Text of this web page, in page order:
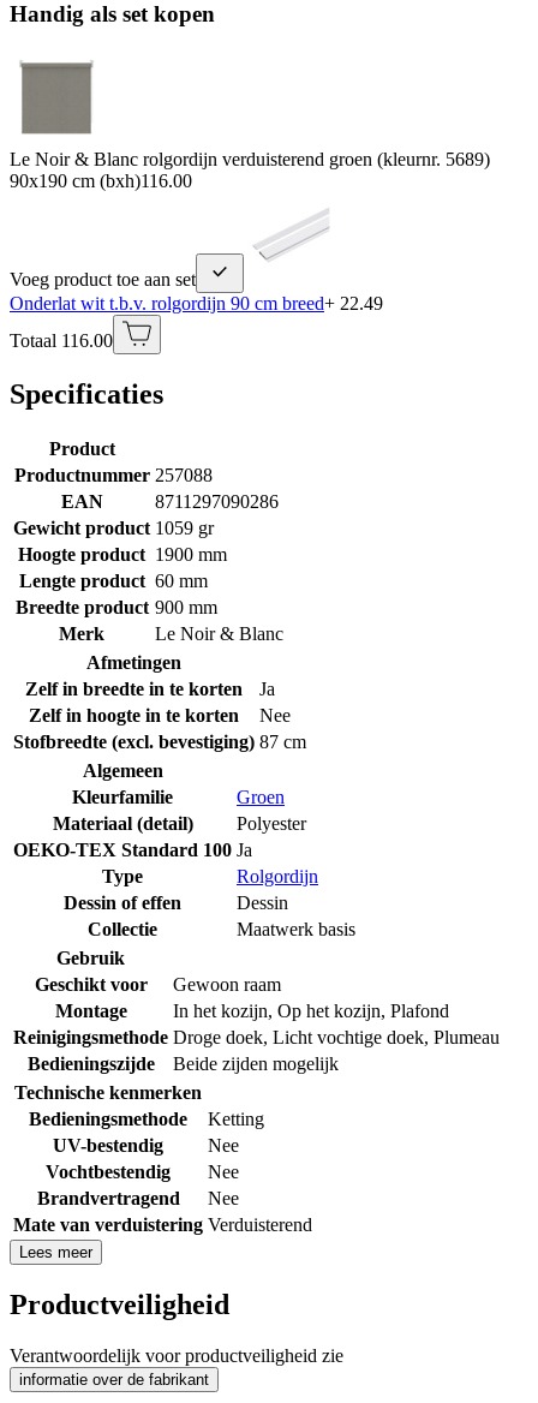
Handig als set kopen
Le Noir & Blanc rolgordijn verduisterend groen (kleurnr. 5689)
90x190 cm (bxh)116.00
Voeg product toe aan set
Onderlat wit t.b.v. rolgordijn 90 cm breed+ 22.49
Totaal 116.00
Specificaties
Product
Productnummer 257088
EAN
8711297090286
Gewicht product 1059 gr
Hoogte product 1900 mm
Lengte product 60 mm
Breedte product 900 mm
Merk
Le Noir & Blanc
Afmetingen
Zelf in breedte in te korten
Ja
Zelf in hoogte in te korten
Nee
Stofbreedte (excl. bevestiging) 87 cm
Algemeen
Kleurfamilie
Groen
Materiaal (detail)
Polyester
OEKO-TEX Standard 100 Ja
Type
Rolgordijn
Dessin of effen
Dessin
Collectie
Maatwerk basis
Gebruik
Geschikt voor
Gewoon raam
Montage
In het kozijn, Op het kozijn, Plafond
Reinigingsmethode Droge doek, Licht vochtige doek, Plumeau
Bedieningszijde
Beide zijden mogelijk
Technische kenmerken
Bedieningsmethode
Ketting
UV-bestendig
Nee
Vochtbestendig
Nee
Brandvertragend
Nee
Mate van verduistering Verduisterend
Lees meer
Productveiligheid
Verantwoordelijk voor productveiligheid zie
informatie over de fabrikant